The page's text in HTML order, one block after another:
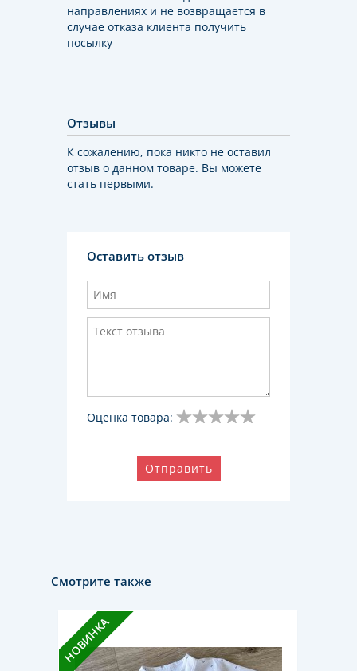
направлениях и не возвращается в
случае отказа клиента получить
посылку
Отзывы
К сожалению, пока никто не оставил
отзыв о данном товаре. Вы можете
стать первыми.
Оставить отзыв
Оценка товара:
Отправить
Смотрите также
НОВИНКА